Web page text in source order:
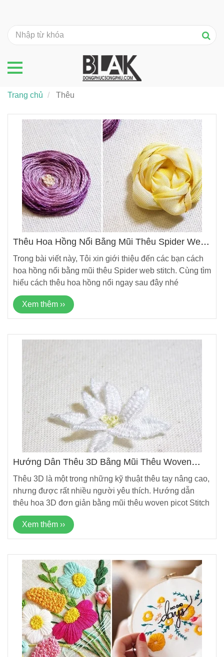
Trang chủ Thêu
Thêu Hoa Hồng Nổi Bằng Mũi Thêu Spider Web
Trong bài viết này, Tôi xin giới thiệu đến các bạn cách
hoa hồng nổi bằng mũi thêu Spider web stitch. Cùng tìm
hiểu cách thêu hoa hồng nổi ngay sau đây nhé
Xem thêm ››
Hướng Dẫn Thêu 3D Bằng Mũi Thêu Woven
Thêu 3D là một trong những kỹ thuật thêu tay nâng cao,
nhưng được rất nhiều người yêu thích. Hướng dẫn
thêu hoa 3D đơn giản bằng mũi thêu woven picot Stitch
Xem thêm ››